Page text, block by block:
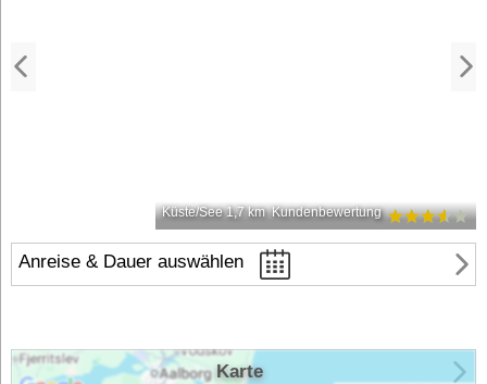
Küste/See 1,7 km Kundenbewertung
Anreise & Dauer auswählen
Karte